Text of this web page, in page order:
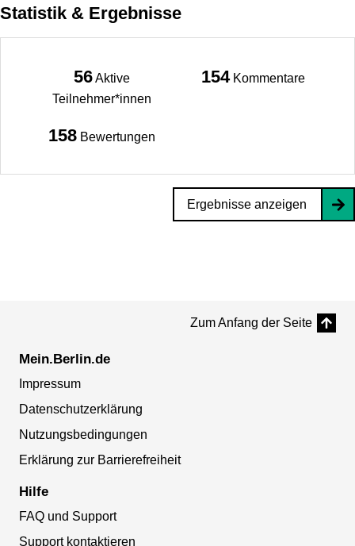
Statistik & Ergebnisse
56Aktive
Teilnehmer*innen
154 Kommentare
158 Bewertungen
Ergebnisse anzeigen
Zum Anfang der Seite
Mein.Berlin.de
Impressum
Datenschutzerklärung
Nutzungsbedingungen
Erklärung zur Barrierefreiheit
Hilfe
FAQ und Support
Support kontaktieren